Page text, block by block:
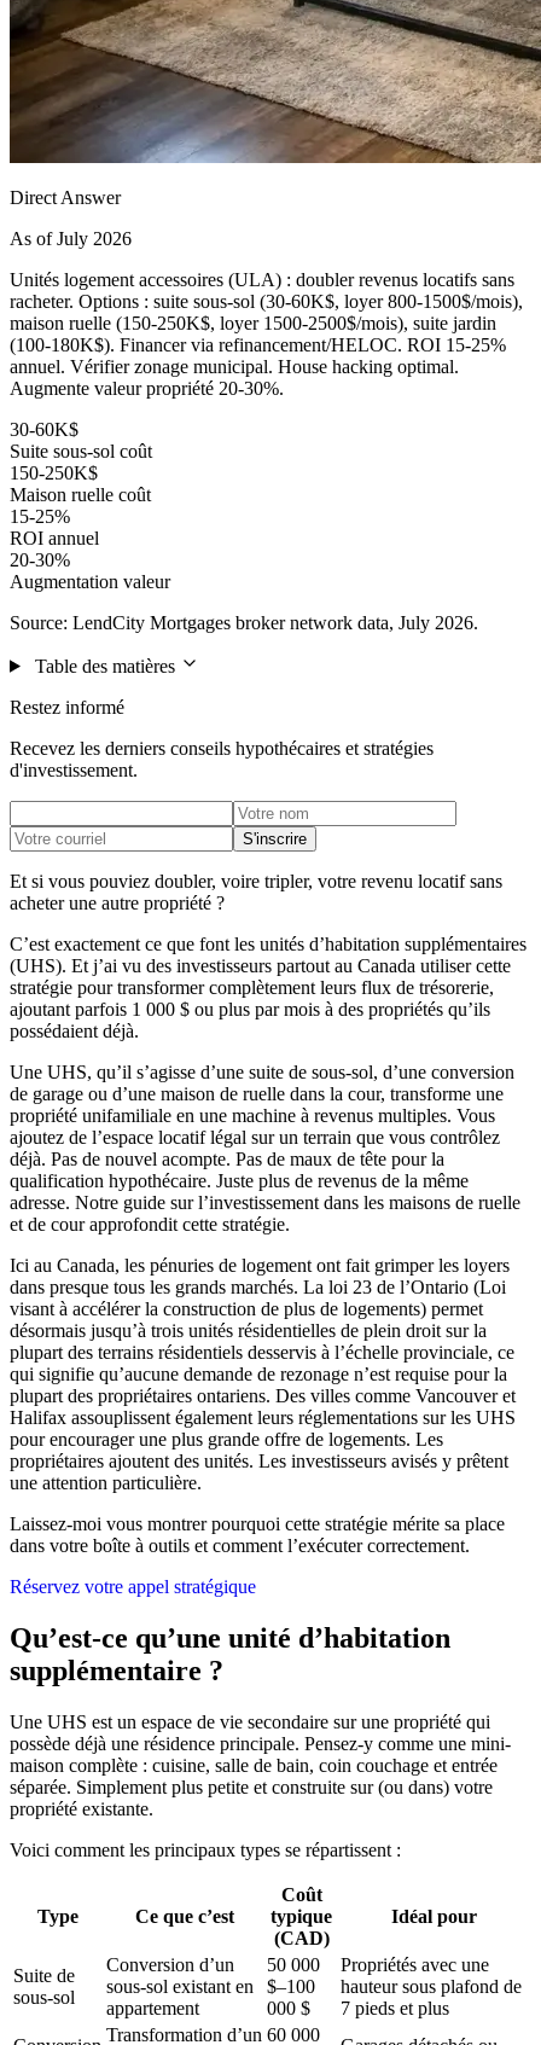
Direct Answer
As of July 2026
Unités logement accessoires (ULA) : doubler revenus locatifs sans
racheter. Options : suite sous-sol (30-60K$, loyer 800-1500$/mois),
maison ruelle (150-250K$, loyer 1500-2500$/mois), suite jardin
(100-180K$). Financer via refinancement/HELOC. ROI 15-25%
annuel. Vérifier zonage municipal. House hacking optimal.
Augmente valeur propriété 20-30%.
30-60K$
Suite sous-sol coût
150-250K$
Maison ruelle coût
15-25%
ROI annuel
20-30%
Augmentation valeur
Source: LendCity Mortgages broker network data, July 2026.
Table des matières
Restez informé
Recevez les derniers conseils hypothécaires et stratégies
d'investissement.
S'inscrire
Et si vous pouviez doubler, voire tripler, votre revenu locatif sans
acheter une autre propriété ?
C’est exactement ce que font les unités d’habitation supplémentaires
(UHS). Et j’ai vu des investisseurs partout au Canada utiliser cette
stratégie pour transformer complètement leurs flux de trésorerie,
ajoutant parfois 1 000 $ ou plus par mois à des propriétés qu’ils
possédaient déjà.
Une UHS, qu’il s’agisse d’une suite de sous-sol, d’une conversion
de garage ou d’une maison de ruelle dans la cour, transforme une
propriété unifamiliale en une machine à revenus multiples. Vous
ajoutez de l’espace locatif légal sur un terrain que vous contrôlez
déjà. Pas de nouvel acompte. Pas de maux de tête pour la
qualification hypothécaire. Juste plus de revenus de la même
adresse. Notre guide sur l’investissement dans les maisons de ruelle
et de cour approfondit cette stratégie.
Ici au Canada, les pénuries de logement ont fait grimper les loyers
dans presque tous les grands marchés. La loi 23 de l’Ontario (Loi
visant à accélérer la construction de plus de logements) permet
désormais jusqu’à trois unités résidentielles de plein droit sur la
plupart des terrains résidentiels desservis à l’échelle provinciale, ce
qui signifie qu’aucune demande de rezonage n’est requise pour la
plupart des propriétaires ontariens. Des villes comme Vancouver et
Halifax assouplissent également leurs réglementations sur les UHS
pour encourager une plus grande offre de logements. Les
propriétaires ajoutent des unités. Les investisseurs avisés y prêtent
une attention particulière.
Laissez-moi vous montrer pourquoi cette stratégie mérite sa place
dans votre boîte à outils et comment l’exécuter correctement.
Réservez votre appel stratégique
Qu’est-ce qu’une unité d’habitation
supplémentaire ?
Une UHS est un espace de vie secondaire sur une propriété qui
possède déjà une résidence principale. Pensez-y comme une mini-
maison complète : cuisine, salle de bain, coin couchage et entrée
séparée. Simplement plus petite et construite sur (ou dans) votre
propriété existante.
Voici comment les principaux types se répartissent :
Type Ce que c’est
Coût
typique
(CAD)
Idéal pour
Suite de
sous-sol
Conversion d’un
sous-sol existant en
appartement
50 000
$–100
000 $
Propriétés avec une
hauteur sous plafond de
7 pieds et plus
Transformation d’un 60 000